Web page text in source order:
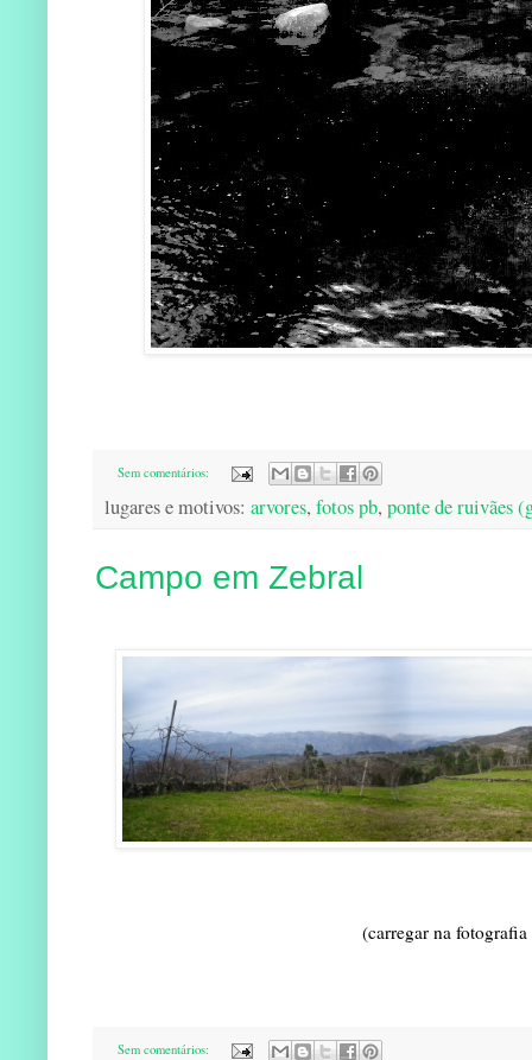
Sem comentários:
lugares e motivos: arvores, fotos pb, ponte de ruivães
Campo em Zebral
(carregar na
Sem comentários: